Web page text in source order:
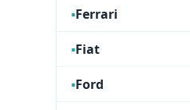
Ferrari
Fiat
Ford